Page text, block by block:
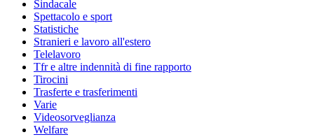
Sindacale
Spettacolo e sport
Statistiche
Stranieri e lavoro all'estero
Telelavoro
Tfr e altre indennità di fine rapporto
Tirocini
Trasferte e trasferimenti
Varie
Videosorveglianza
Welfare